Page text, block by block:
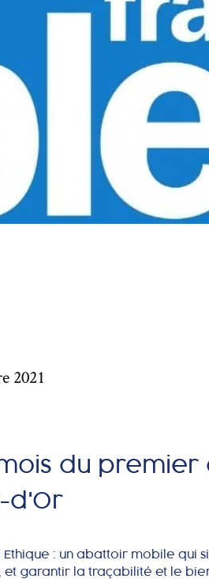
Qui sommes nous
Où nous trouver
MON COMPTE
2021
du
d'Or
Ethique : un abattoir mobile qui
et garantir la traçabilité et le